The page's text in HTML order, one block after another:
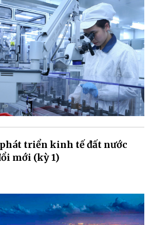
triển kinh tế đất nước
mới (kỳ 1)